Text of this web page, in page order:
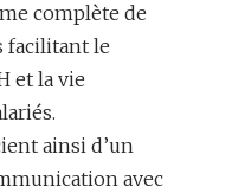
complète de
facilitant le
et la vie
ainsi d’un
avec